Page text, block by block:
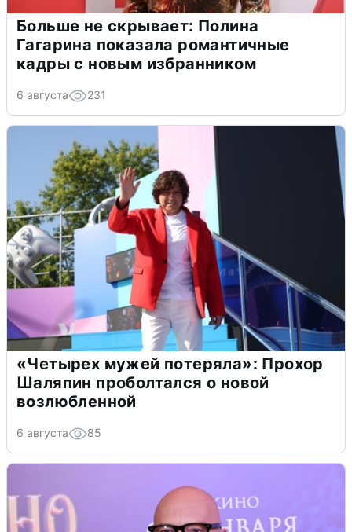
Больше не скрывает: Полина
Гагарина показала романтичные
кадры с новым избранником
6 августа 231
«Четырех мужей потеряла»: Прохор
Шаляпин проболтался о новой
возлюбленной
6 августа 85